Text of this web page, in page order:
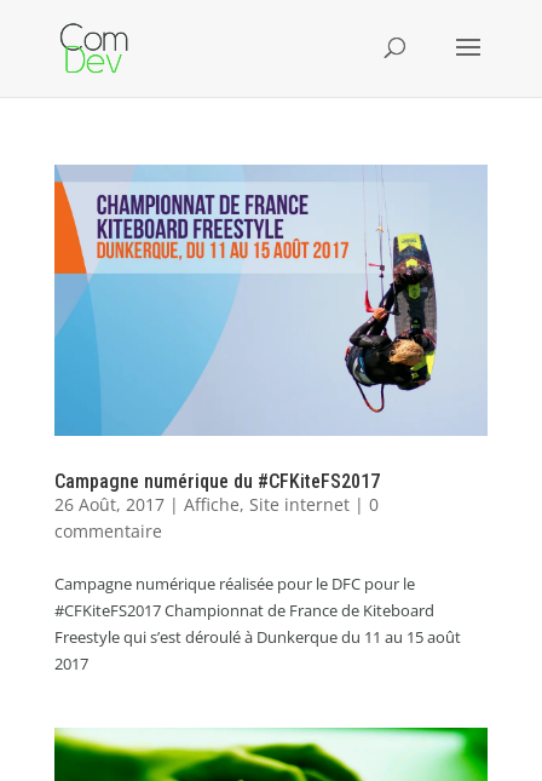
Campagne numérique du #CFKiteFS2017
26 Août, 2017| Affiche, Site internet| 0
commentaire
Campagne numérique réalisée pour le DFC pour le
#CFKiteFS2017 Championnat de France de Kiteboard
Freestyle qui s’est déroulé à Dunkerque du 11 au 15 août
2017